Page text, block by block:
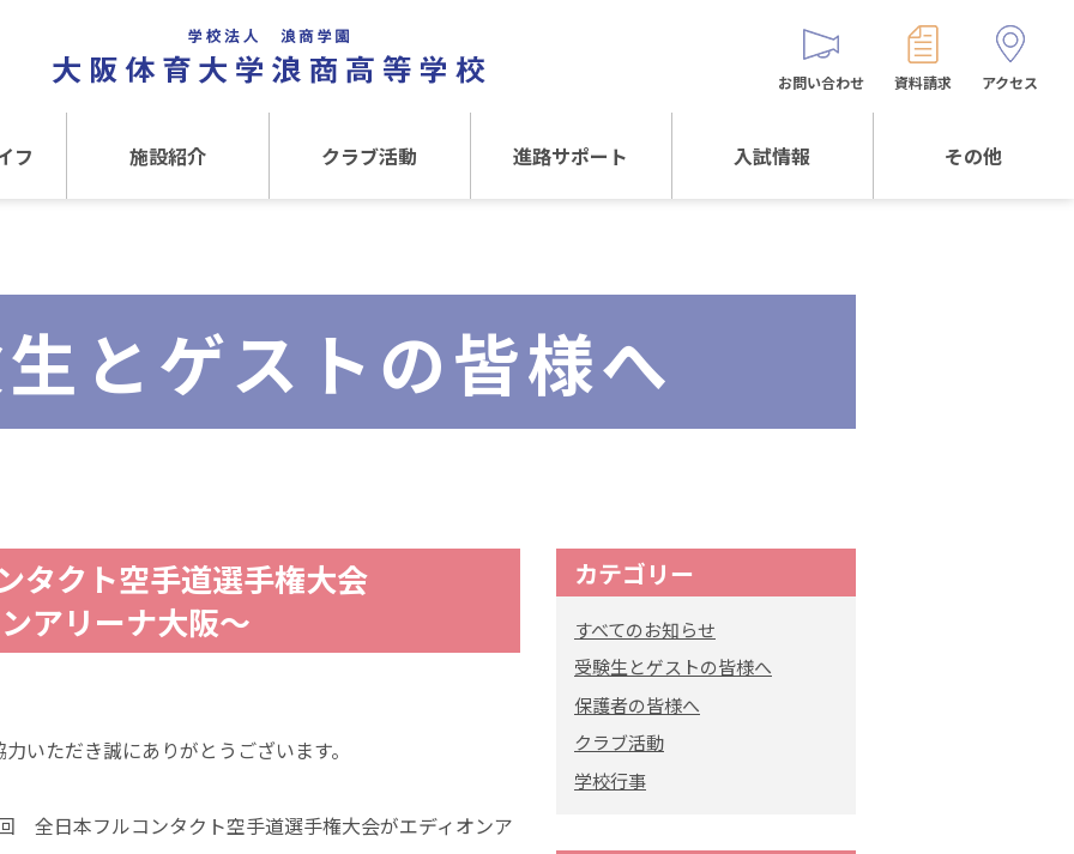
フ 施設紹介 クラブ活動
文化クラブ
進路サポート
大阪体育大学
内部進学について
入試情報 その他
お問い合わせ 資料請求 アクセス
とゲストの皆様へ
タクト空手道選手権大会
アリーナ大阪～
いただき誠にありがとうございます。
全日本フルコンタクト空手道選手権大会がエディオンア
カテゴリー
すべてのお知らせ
受験生とゲストの皆様へ
保護者の皆様へ
クラブ活動
学校行事